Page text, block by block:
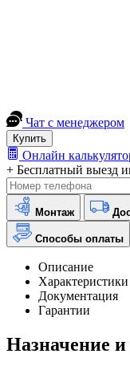
Чат с менеджером
Купить
Онлайн
+ Бесплатный выезд
Монтаж
Способы оплаты
Описание
Характеристики
Документация
Гарантии
Назначение